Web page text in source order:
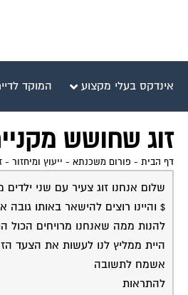
אינדקס בעלי מקצוע המוקד
זוג שחושש
דף הבית - פורום משכנתא - ייעוץ ומיחזור -
היית ממליץ לנו לעשות את הצעד
אשמח לתשובה
להתראות